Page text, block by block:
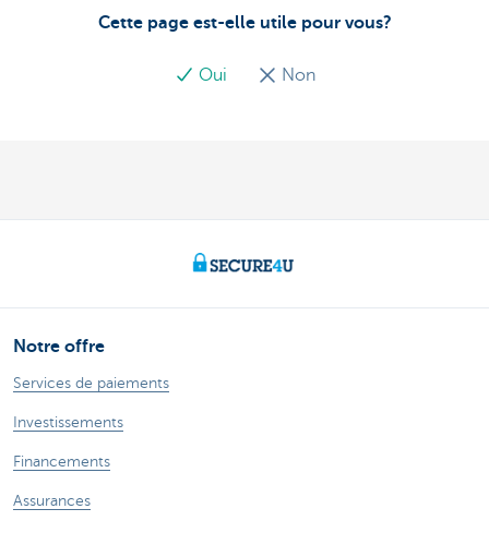
Cette page est-elle utile pour vous?
Oui Non
Notre offre
Services de paiements
Investissements
Financements
Assurances